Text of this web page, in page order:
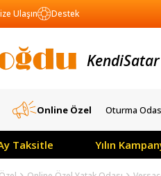
Ulaşın Destek
KendiYapar
Online Özel Oturma
Yılın